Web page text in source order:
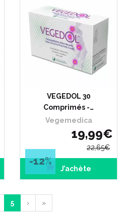
VEGEDOL 30
Comprimés -…
Vegemedica
19,99€
22,65€
-12%
J’achète
5 › »